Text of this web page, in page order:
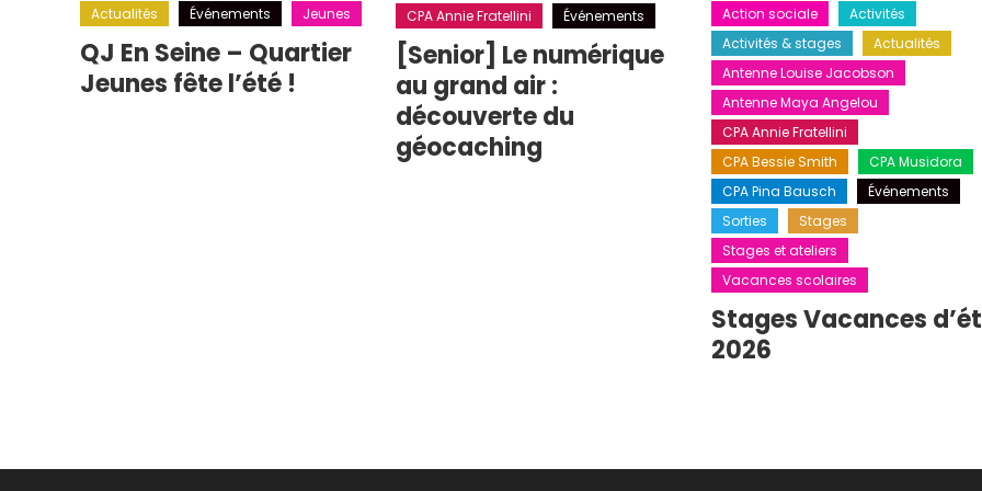
Actualités Événements Jeunes
QJ En Seine – Quartier
Jeunes fête l’été !
CPA Annie Fratellini Événements
[Senior] Le numérique
au grand air :
découverte du
géocaching
Action sociale
Activités
Activités & stages
Actualités
Antenne Louise Jacobson
Antenne Maya Angelou
CPA Annie Fratellini
CPA Bessie Smith
CPA Musidora
CPA Pina Bausch
Événements
Sorties
Stages
Stages et ateliers
Vacances scolaires
Stages Vacances
2026